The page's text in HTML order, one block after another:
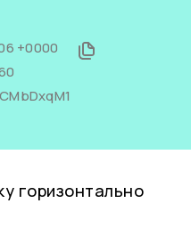
+0000
горизонтально